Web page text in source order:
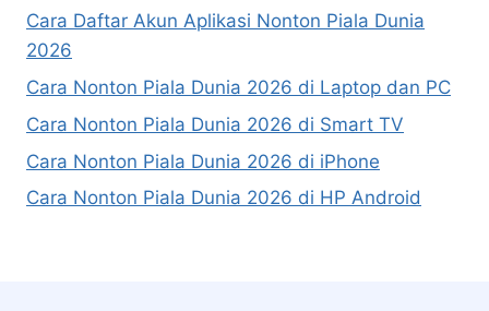
Cara Daftar Akun Aplikasi Nonton Piala Dunia
2026
Cara Nonton Piala Dunia 2026 di Laptop dan PC
Cara Nonton Piala Dunia 2026 di Smart TV
Cara Nonton Piala Dunia 2026 di iPhone
Cara Nonton Piala Dunia 2026 di HP Android